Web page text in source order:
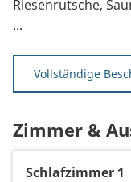
Riesenrutsche,
...
Vollständige
Zimmer &
Schlafzimmer 1